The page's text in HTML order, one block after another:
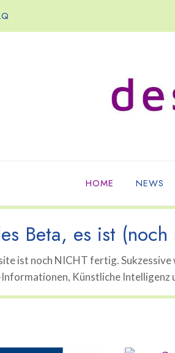
HOME NEWS
Beta, es ist
ist noch NICHT fertig.
Künstliche Intelligenz